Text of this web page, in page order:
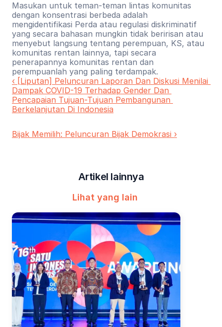
Masukan untuk teman-teman lintas komunitas
dengan konsentrasi berbeda adalah
mengidentifikasi Perda atau regulasi diskriminatif
yang secara bahasan mungkin tidak beririsan atau
menyebut langsung tentang perempuan, KS, atau
komunitas rentan lainnya, tapi secara
penerapannya komunitas rentan dan
perempuanlah yang paling terdampak.
‹ [Liputan] Peluncuran Laporan Dan Diskusi Menilai
Dampak COVID-19 Terhadap Gender Dan
Pencapaian Tujuan-Tujuan Pembangunan
Berkelanjutan Di Indonesia
Bijak Memilih: Peluncuran Bijak Demokrasi ›
Artikel lainnya
Lihat yang lain